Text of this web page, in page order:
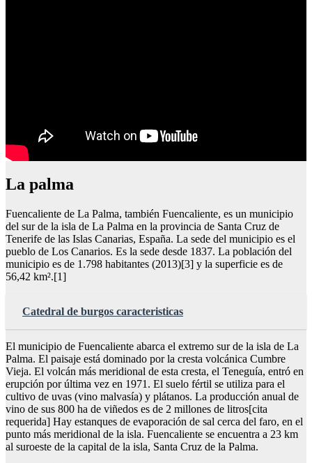
La palma
Fuencaliente de La Palma, también Fuencaliente, es un municipio
del sur de la isla de La Palma en la provincia de Santa Cruz de
Tenerife de las Islas Canarias, España. La sede del municipio es el
pueblo de Los Canarios. Es la sede desde 1837. La población del
municipio es de 1.798 habitantes (2013)[3] y la superficie es de
56,42 km².[1]
Catedral de burgos caracteristicas
El municipio de Fuencaliente abarca el extremo sur de la isla de La
Palma. El paisaje está dominado por la cresta volcánica Cumbre
Vieja. El volcán más meridional de esta cresta, el Teneguía, entró en
erupción por última vez en 1971. El suelo fértil se utiliza para el
cultivo de uvas (vino malvasía) y plátanos. La producción anual de
vino de sus 800 ha de viñedos es de 2 millones de litros[cita
requerida] Hay estanques de evaporación de sal cerca del faro, en el
punto más meridional de la isla. Fuencaliente se encuentra a 23 km
al suroeste de la capital de la isla, Santa Cruz de la Palma.